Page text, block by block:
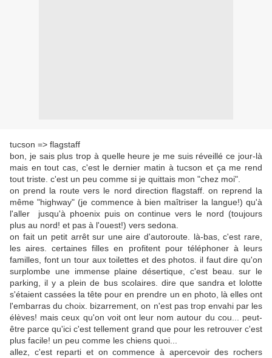
tucson => flagstaff
bon, je sais plus trop à quelle heure je me suis réveillé ce jour-là
mais en tout cas, c'est le dernier matin à tucson et ça me rend
tout triste. c'est un peu comme si je quittais mon "chez moi".
on prend la route vers le nord direction flagstaff. on reprend la
même "highway" (je commence à bien maîtriser la langue!) qu'à
l'aller jusqu'à phoenix puis on continue vers le nord (toujours
plus au nord! et pas à l'ouest!) vers sedona.
on fait un petit arrêt sur une aire d'autoroute. là-bas, c'est rare,
les aires. certaines filles en profitent pour téléphoner à leurs
familles, font un tour aux toilettes et des photos. il faut dire qu'on
surplombe une immense plaine désertique, c'est beau. sur le
parking, il y a plein de bus scolaires. dire que sandra et lolotte
s'étaient cassées la tête pour en prendre un en photo, là elles ont
l'embarras du choix. bizarrement, on n'est pas trop envahi par les
élèves! mais ceux qu'on voit ont leur nom autour du cou... peut-
être parce qu'ici c'est tellement grand que pour les retrouver c'est
plus facile! un peu comme les chiens quoi...
allez, c'est reparti et on commence à apercevoir des rochers